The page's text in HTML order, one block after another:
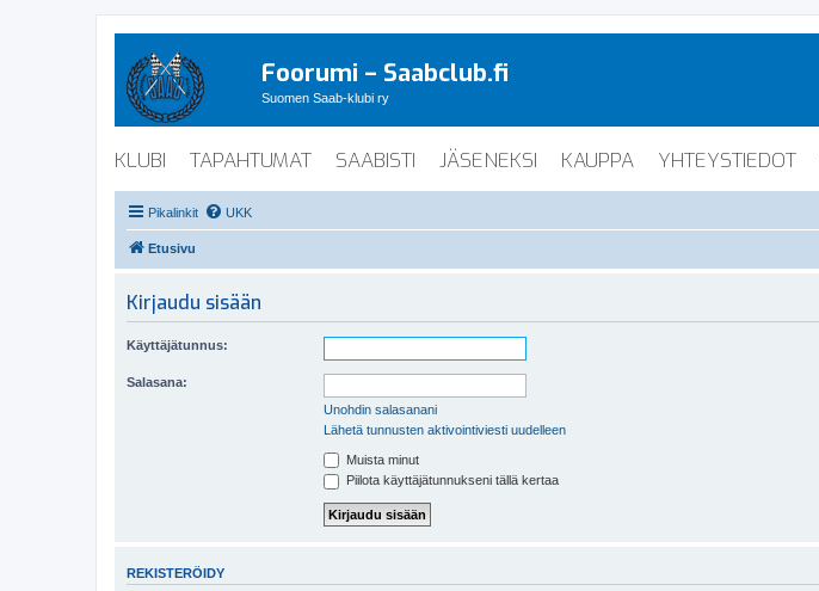
Foorumi – Saabclub.fi
Suomen Saab-klubi ry
KLUBI TAPAHTUMAT SAABISTI JÄSENEKSI KAUPPA YHTEYSTIEDOT
Pikalinkit UKK
Etusivu
Kirjaudu sisään
Käyttäjätunnus:
Salasana:
Unohdin salasanani
Lähetä tunnusten aktivointiviesti uudelleen
Muista minut
Piilota käyttäjätunnukseni tällä kertaa
REKISTERÖIDY